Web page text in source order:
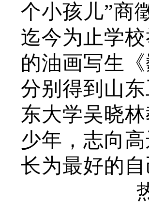
个小孩儿”商
迄今为止学
的油画写生
分别得到山
东大学吴晓
少年，志向
长为最好的